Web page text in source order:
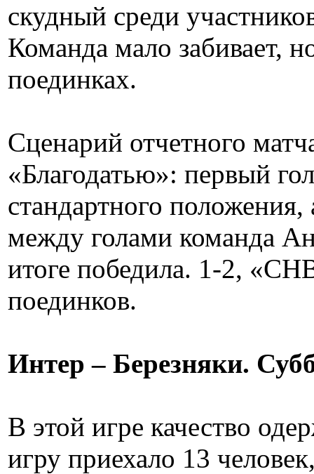
скудный среди
Команда мало забивает,
поединках.
Сценарий отчетного
«Благодатью»: первый
стандартного
между голами команда
итоге победила. 1-2,
поединков.
Интер – Березняки.
В этой игре качество
игру приехало 13